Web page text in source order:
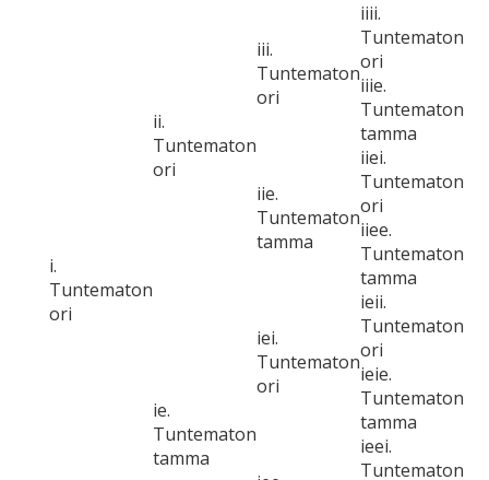
i.
Tuntematon
ori
ii.
Tuntematon
ori
iii.
Tuntematon
ori
iiii.
Tuntematon
ori
iiie.
Tuntematon
tamma
iie.
Tuntematon
tamma
iiei.
Tuntematon
ori
iiee.
Tuntematon
tamma
ie.
Tuntematon
tamma
iei.
Tuntematon
ori
ieii.
Tuntematon
ori
ieie.
Tuntematon
tamma
ieei.
Tuntematon